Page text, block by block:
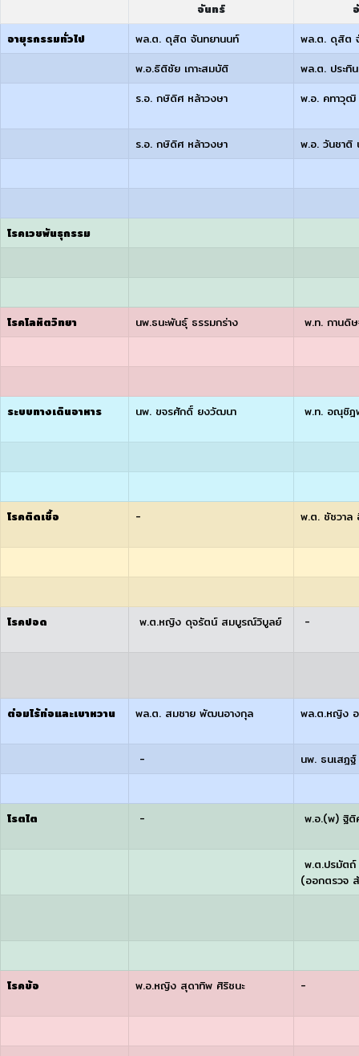
จันทร์
อายุรกรรมทั่วไป
พล.ต. ดุสิต จันทยานนท์
พล.ต. ดุสิต
พ.อ.ธิติชัย เกาะสมบัติ
พล.ต. ประทิ
ร.อ. กษิดิศ หล้าวงษา
พ.อ. คทาวุฒิ
ร.อ. กษิดิศ หล้าวงษา พ.อ. วันชาติ
โรคเวชพันธุกรรม
โรคโลหิตวิทยา นพ.ธนะพันธุ์ ธรรมกร่าง พ.ท. กานดิ
ระบบทางเดินอาหาร นพ. ขจรศักดิ์ ยงวัฒนา พ.ท. อณุชิ
โรคติดเชื้อ - พ.ต. ชัชวาล
โรคปอด พ.ต.หญิง ดุจรัตน์ สมบูรณ์วิบูลย์ -
ต่อมไร้ท่อและเบาหวาน พล.ต. สมชาย พัฒนอางกุล พล.ต.หญิง
- นพ. ธนเสฎฐ์
โรตไต - พ.อ.(พ) ฐิติ
พ.ต.ปรมัตถ์
(ออกตรวจ
โรคข้อ พ.อ.หญิง สุดาทิพ ศิริชนะ -